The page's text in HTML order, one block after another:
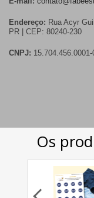
Endereço: Rua Acyr
PR | CEP: 80240-230
CNPJ: 15.704.456.0001-